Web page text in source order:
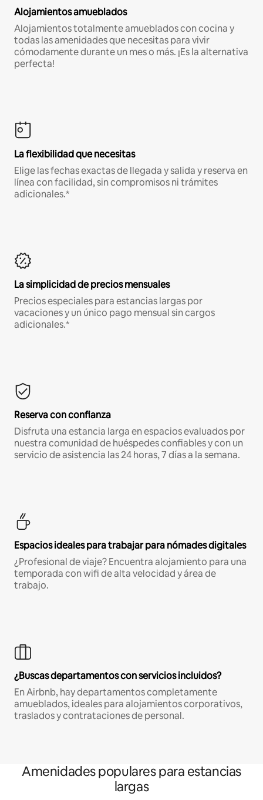
Alojamientos amueblados
Alojamientos totalmente amueblados con cocina y
todas las amenidades que necesitas para vivir
cómodamente durante un mes o más. ¡Es la alternativa
perfecta!
La flexibilidad que necesitas
Elige las fechas exactas de llegada y salida y reserva en
línea con facilidad, sin compromisos ni trámites
adicionales.*
La simplicidad de precios mensuales
Precios especiales para estancias largas por
vacaciones y un único pago mensual sin cargos
adicionales.*
Reserva con confianza
Disfruta una estancia larga en espacios evaluados por
nuestra comunidad de huéspedes confiables y con un
servicio de asistencia las 24 horas, 7 días a la semana.
Espacios ideales para trabajar para nómades digitales
¿Profesional de viaje? Encuentra alojamiento para una
temporada con wifi de alta velocidad y área de
trabajo.
¿Buscas departamentos con servicios incluidos?
En Airbnb, hay departamentos completamente
amueblados, ideales para alojamientos corporativos,
traslados y contrataciones de personal.
Amenidades populares para estancias
largas